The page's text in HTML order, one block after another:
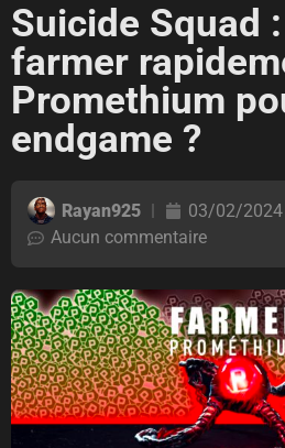
Suicide Squad
farmer
Promethium
endgame ?
Rayan925 03/02/2024
Aucun commentaire